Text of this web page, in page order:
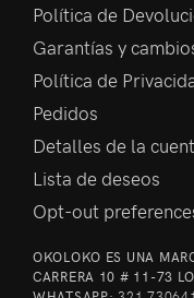
Política de
Garantías y
Política de
Pedidos
Detalles de la
Lista de deseos
Opt-out
OKOLOKO ES UNA
CARRERA 10 # 11-73